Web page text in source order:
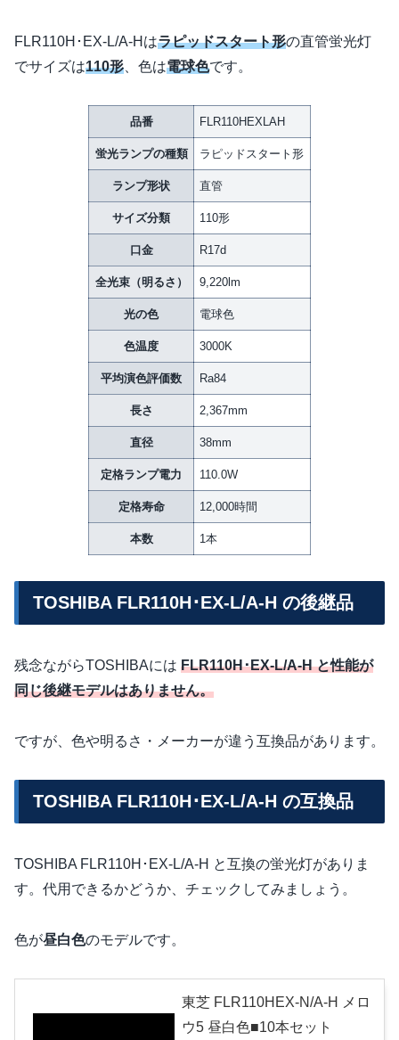
FLR110H･EX-L/A-Hはラピッドスタート形の直管蛍光灯
でサイズは110形 、色は電球色です。
品番 FLR110HEXLAH
蛍光ランプの種類 ラピッドスタート形
ランプ形状 直管
サイズ分類 110形
口金 R17d
全光束（明るさ） 9,220lm
光の色 電球色
色温度 3000K
平均演色評価数 Ra84
長さ 2,367mm
直径 38mm
定格ランプ電力 110.0W
定格寿命 12,000時間
本数 1本
TOSHIBA FLR110H･EX-L/A-H の後継品
残念ながらTOSHIBAには FLR110H･EX-L/A-H と性能が
同じ後継モデルはありません。
ですが、色や明るさ・メーカーが違う互換品があります。
TOSHIBA FLR110H･EX-L/A-H の互換品
TOSHIBA FLR110H･EX-L/A-H と互換の蛍光灯がありま
す。代用できるかどうか、チェックしてみましょう。
色が昼白色のモデルです。
東芝 FLR110HEX-N/A-H メロ
ウ5 昼白色■10本セット